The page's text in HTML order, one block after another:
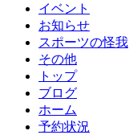
イベント
お知らせ
スポーツの怪我
その他
トップ
ブログ
ホーム
予約状況